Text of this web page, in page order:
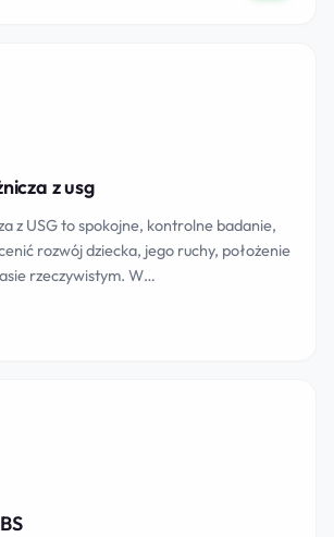
z usg
z USG to spokojne, kontrolne badanie,
rozwój dziecka, jego ruchy, położenie
rzeczywistym. W…